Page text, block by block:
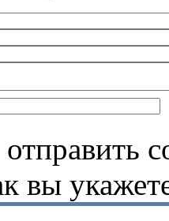
вы